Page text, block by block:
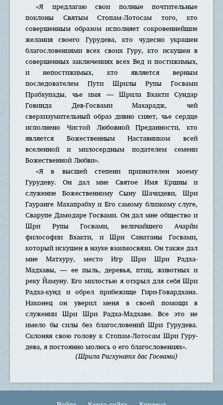
«Я предлагаю свои полные почтительные
поклоны Святым Стопам-Лотосам того, кто
совершенным образом исполняет сокровеннейшие
желания своего Гурудева, кто чудесно украшен
благословениями всех своих Гуру, кто искушен в
совершенных заключениях всех Вед и постижимых,
и непостижимых, кто является верным
последователем Пути Шрилы Рупы Госвами
Прабхупады, чье имя — Шрила Бхакти Сундар
Говинда Дев-Госвами Махарадж, чей
сверхизумительный образ дивно сияет, чье сердце
исполнено Чистой Любовной Преданности, кто
является Божественным Наставником всей
вселенной и милосердным подателем семени
Божественной Любви».
«Я в высшей степени признателен моему
Гурудеву. Он дал мне Святое Имя Кршны и
служение Божественному Сыну Шачидеви, Шри
Гауранге Махапрабху и Его самому близкому слуге,
Сварупе Дамодаре Госвами. Он дал мне общество и
Шри Рупы Госвами, величайшего Ачарйи
философии Бхакти, и Шри Санатаны Госвами,
который искушен в науке взаимосвязи. Он также дал
мне Матхуру, место Игр Шри Шри Радха-
Мадхавы, — ее пыль, деревья, птиц, животных и
реку Йамуну. Его милостью я открыл для себя Шри
Радха-кунд и обрел прибежище Гири-Говардхана.
Наконец он уверил меня в своей помощи в
служении Шри Шри Радха-Мадхаве. Все это не
имело бы силы без благословений Шри Гурудева.
Склоняя свою голову к Стопам-Лотосам Шри Гуру-
дева, я постоянно молюсь о его благословениях».
(Шрила Рагхунатх дас Госвами)